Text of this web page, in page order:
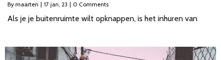
By maarten | 17 jan, 23 | 0 Comments
Als je je buitenruimte wilt opknappen, is het inhuren van